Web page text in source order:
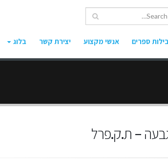
ספרים אנשי מקצוע יצירת קשר בלוג
– ת.ק.פרל